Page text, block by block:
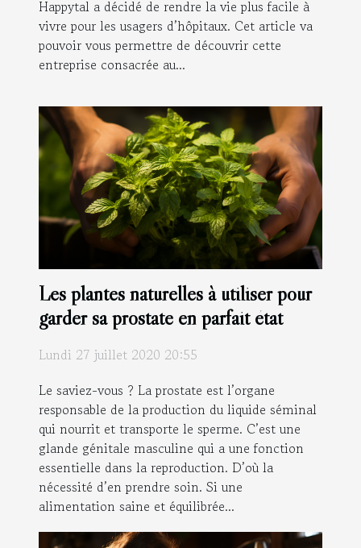
Happytal a décidé de rendre la vie plus facile à
vivre pour les usagers d’hôpitaux. Cet article va
pouvoir vous permettre de découvrir cette
entreprise consacrée au...
Les plantes naturelles à utiliser pour
garder sa prostate en parfait état
Lundi 27 juillet 2020 20:55
Le saviez-vous ? La prostate est l’organe
responsable de la production du liquide séminal
qui nourrit et transporte le sperme. C’est une
glande génitale masculine qui a une fonction
essentielle dans la reproduction. D’où la
nécessité d’en prendre soin. Si une
alimentation saine et équilibrée...